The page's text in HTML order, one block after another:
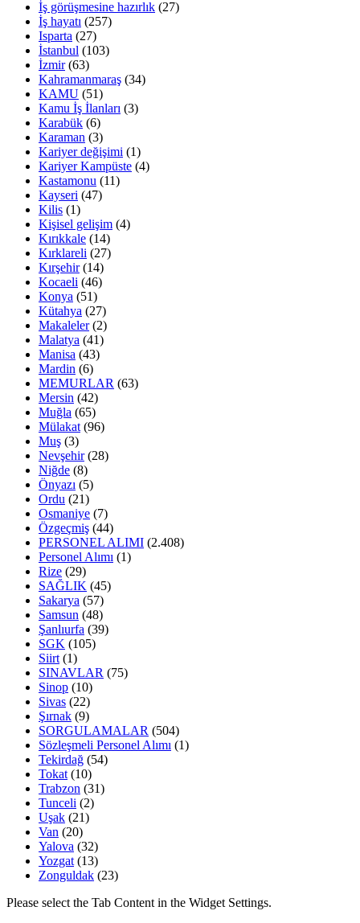
İş görüşmesine hazırlık (27)
İş hayatı (257)
Isparta (27)
İstanbul (103)
İzmir(63)
Kahramanmaraş (34)
KAMU (51)
Kamu İş İlanları (3)
Karabük (6)
Karaman (3)
Kariyer değişimi (1)
Kariyer Kampüste (4)
Kastamonu (11)
Kayseri (47)
Kilis (1)
Kişisel gelişim (4)
Kırıkkale (14)
Kırklareli (27)
Kırşehir(14)
Kocaeli (46)
Konya (51)
Kütahya (27)
Makaleler(2)
Malatya (41)
Manisa (43)
Mardin (6)
MEMURLAR (63)
Mersin (42)
Muğla (65)
Mülakat (96)
Muş (3)
Nevşehir(28)
Niğde (8)
Önyazı (5)
Ordu (21)
Osmaniye (7)
Özgeçmiş (44)
PERSONEL ALIMI (2.408)
Personel Alımı (1)
Rize (29)
SAĞLIK (45)
Sakarya (57)
Samsun (48)
Şanlıurfa (39)
SGK (105)
Siirt (1)
SINAVLAR (75)
Sinop (10)
Sivas (22)
Şırnak (9)
SORGULAMALAR (504)
Sözleşmeli Personel Alımı (1)
Tekirdağ (54)
Tokat (10)
Trabzon (31)
Tunceli (2)
Uşak (21)
Van (20)
Yalova (32)
Yozgat (13)
Zonguldak (23)
Please select the Tab Content in the Widget Settings.